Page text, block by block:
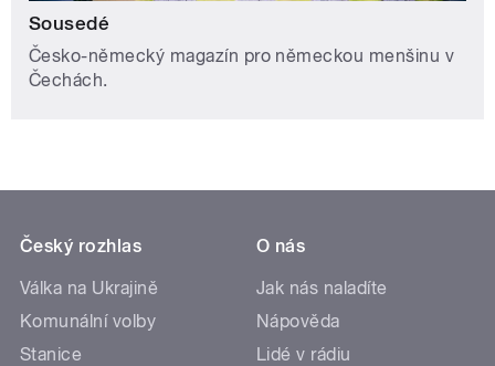
Sousedé
Česko-německý magazín pro německou menšinu v
Čechách.
Český rozhlas
Válka na Ukrajině
Komunální volby
Stanice
O nás
Jak nás naladíte
Nápověda
Lidé v rádiu